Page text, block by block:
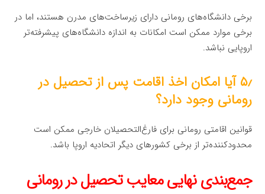
برخی دانشگاه‌های رومانی دارای زیرساخت‌های مدرن هستند، اما در
برخی موارد ممکن است امکانات به اندازه دانشگاه‌های پیشرفته‌تر
اروپایی نباشد.
۵٫ آیا امکان اخذ اقامت پس از تحصیل در
رومانی وجود دارد؟
قوانین اقامتی رومانی برای فارغ‌التحصیلان خارجی ممکن است
محدودکننده‌تر از برخی کشورهای دیگر اتحادیه اروپا باشد.
جمع‌بندی نهایی معایب تحصیل در رومانی